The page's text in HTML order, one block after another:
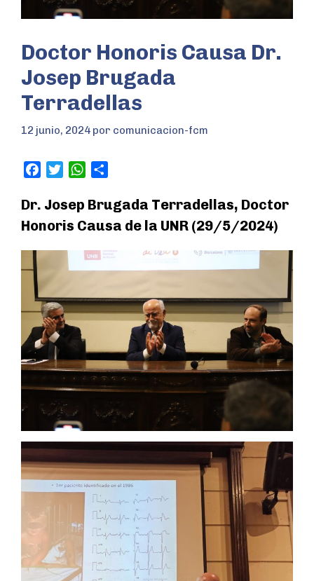
Doctor Honoris Causa Dr.
Josep Brugada
Terradellas
12 junio, 2024 por comunicacion-fcm
o
k
i
t
e
r
W
a
t
A
p
a
Dr. Josep Brugada Terradellas, Doctor
Honoris Causa de la UNR (29/5/2024)